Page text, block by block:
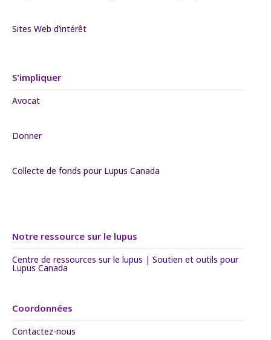
Sites Web d’intérêt
S’impliquer
Avocat
Donner
Collecte de fonds pour Lupus Canada
Notre ressource sur le lupus
Centre de ressources sur le lupus | Soutien et outils pour
Lupus Canada
Coordonnées
Contactez-nous